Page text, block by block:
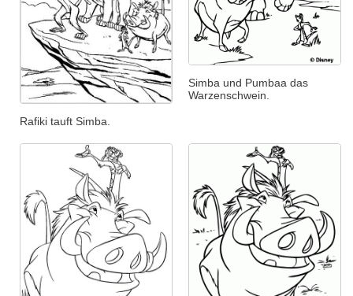
Rafiki tauft Simba.
Simba und Pumbaa das
Warzenschwein.